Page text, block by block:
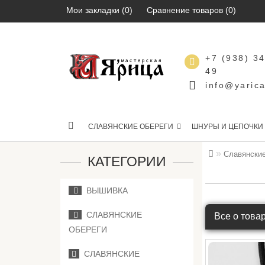
Мои закладки (0) Сравнение товаров (0)
+7 (938)
49
СЛАВЯНСКИЕ ОБЕРЕГИ ШНУРЫ И ЦЕПОЧКИ
КАТЕГОРИИ
ВЫШИВКА
СЛАВЯНСКИЕ
ОБЕРЕГИ
СЛАВЯНСКИЕ
Все о